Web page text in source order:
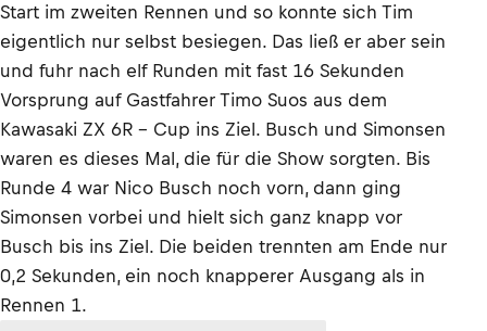
Start im zweiten Rennen und so konnte sich Tim
eigentlich nur selbst besiegen. Das ließ er aber sein
und fuhr nach elf Runden mit fast 16 Sekunden
Vorsprung auf Gastfahrer Timo Suos aus dem
Kawasaki ZX 6R - Cup ins Ziel. Busch und Simonsen
waren es dieses Mal, die für die Show sorgten. Bis
Runde 4 war Nico Busch noch vorn, dann ging
Simonsen vorbei und hielt sich ganz knapp vor
Busch bis ins Ziel. Die beiden trennten am Ende nur
0,2 Sekunden, ein noch knapperer Ausgang als in
Rennen 1.